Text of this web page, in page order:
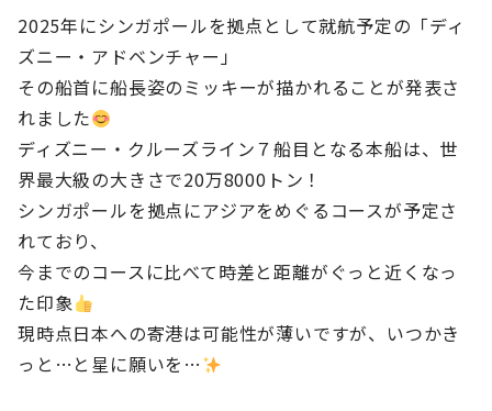
2025年にシンガポールを拠点として就航予定の「ディ
ズニー・アドベンチャー」
その船首に船長姿のミッキーが描かれることが発表さ
れました
ディズニー・クルーズライン７船目となる本船は、世
界最大級の大きさで20万8000トン！
シンガポールを拠点にアジアをめぐるコースが予定さ
れており、
今までのコースに比べて時差と距離がぐっと近くなっ
た印象
現時点日本への寄港は可能性が薄いですが、いつかき
っと…と星に願いを…